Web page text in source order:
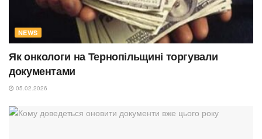
NEWS
Як онкологи на Тернопільщині торгували
документами
05.02.2026